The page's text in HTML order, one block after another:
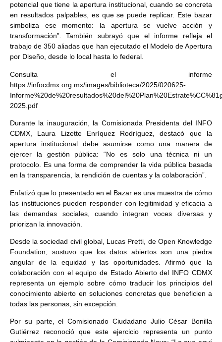
potencial que tiene la apertura institucional, cuando se concreta
en resultados palpables, es que se puede replicar. Este bazar
simboliza ese momento: la apertura se vuelve acción y
transformación”. También subrayó que el informe refleja el
trabajo de 350 aliadas que han ejecutado el Modelo de Apertura
por Diseño, desde lo local hasta lo federal.
Consulta el informe
https://infocdmx.org.mx/images/biblioteca/2025/020625-
2025.pdf
Durante la inauguración, la Comisionada Presidenta del INFO
CDMX, Laura Lizette Enríquez Rodríguez, destacó que la
apertura institucional debe asumirse como una manera de
ejercer la gestión pública: “No es solo una técnica ni un
protocolo. Es una forma de comprender la vida pública basada
en la transparencia, la rendición de cuentas y la colaboración”.
Enfatizó que lo presentado en el Bazar es una muestra de cómo
las instituciones pueden responder con legitimidad y eficacia a
las demandas sociales, cuando integran voces diversas y
priorizan la innovación.
Desde la sociedad civil global, Lucas Pretti, de Open Knowledge
Foundation, sostuvo que los datos abiertos son una piedra
angular de la equidad y las oportunidades. Afirmó que la
colaboración con el equipo de Estado Abierto del INFO CDMX
representa un ejemplo sobre cómo traducir los principios del
conocimiento abierto en soluciones concretas que beneficien a
todas las personas, sin excepción.
Por su parte, el Comisionado Ciudadano Julio César Bonilla
Gutiérrez reconoció que este ejercicio representa un punto